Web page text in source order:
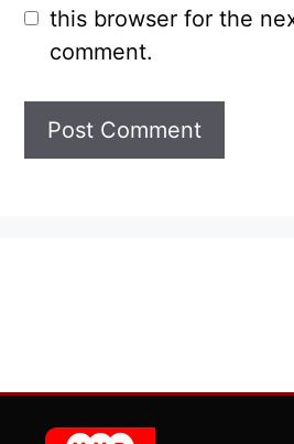
this browser for the
comment.